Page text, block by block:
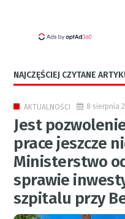
NAJCZĘŚCIEJ CZYTANE
AKTUALNOŚCI 8 sierpnia
Jest
prace jeszcze
Ministerstwo
sprawie
szpitalu przy